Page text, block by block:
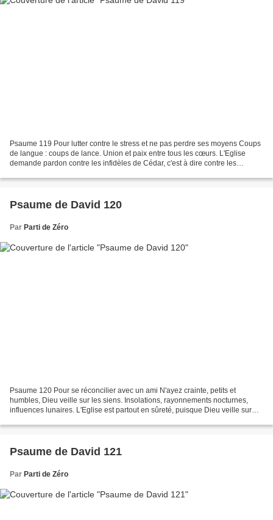
Psaume 119 Pour lutter contre le stress et ne pas perdre ses moyens Coups
de langue : coups de lance. Union et paix entre tous les cœurs. L'Eglise
demande pardon contre les infidèles de Cédar, c'est à dire contre les
Psaume de David 120
Par Parti de Zéro
Psaume 120 Pour se réconcilier avec un ami N'ayez crainte, petits et
humbles, Dieu veille sur les siens. Insolations, rayonnements nocturnes,
influences lunaires. L'Eglise est partout en sûreté, puisque Dieu veille sur
Psaume de David 121
Par Parti de Zéro